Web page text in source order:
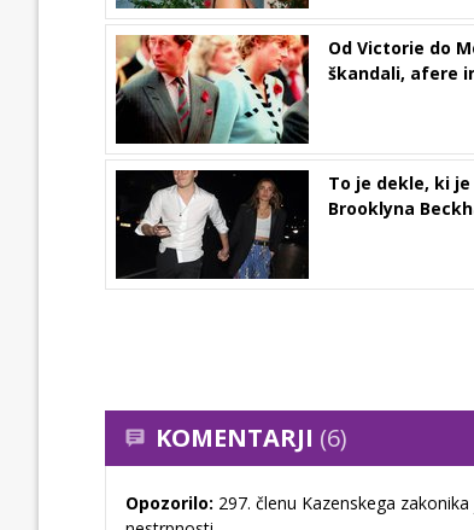
Od Victorie do
škandali, afere
To je dekle, ki
Brooklyna
KOMENTARJI (6)
Opozorilo: 297. členu Kazenskega